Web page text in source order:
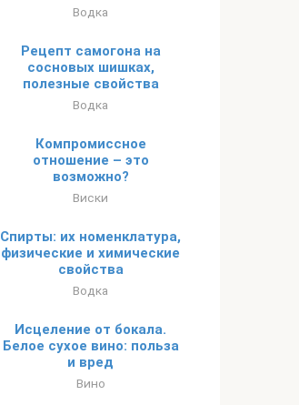
Водка
Рецепт самогона на
сосновых шишках,
полезные свойства
Водка
Компромиссное
отношение – это
возможно?
Виски
Спирты: их номенклатура,
физические и химические
свойства
Водка
Исцеление от бокала.
Белое сухое вино: польза
и вред
Вино